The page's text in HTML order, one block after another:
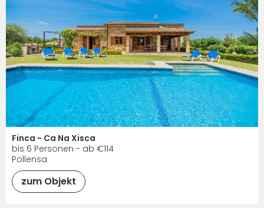
Finca - Ca Na Xisca
bis 6 Personen - ab €114
Pollensa
zum Objekt